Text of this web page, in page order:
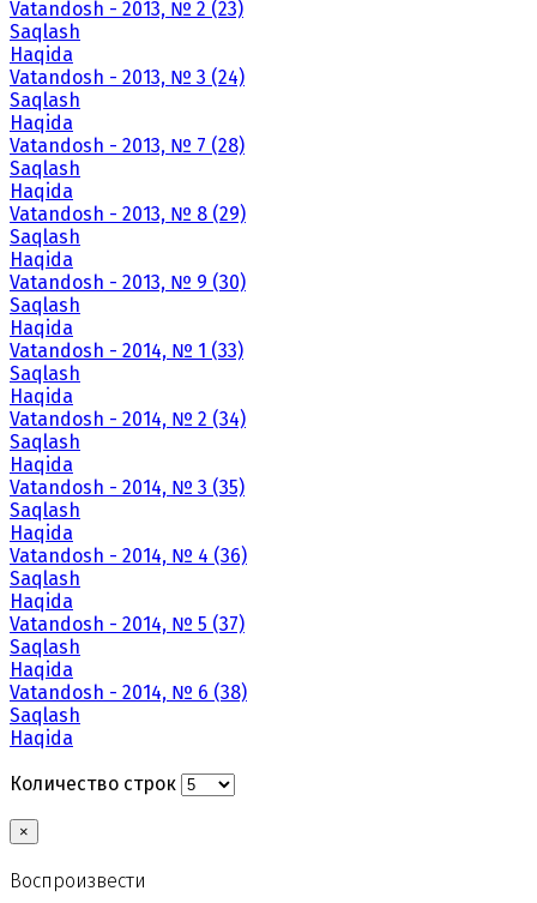
Vatandosh - 2013, № 2 (23)
Saqlash
Haqida
Vatandosh - 2013, № 3 (24)
Saqlash
Haqida
Vatandosh - 2013, № 7 (28)
Saqlash
Haqida
Vatandosh - 2013, № 8 (29)
Saqlash
Haqida
Vatandosh - 2013, № 9 (30)
Saqlash
Haqida
Vatandosh - 2014, № 1 (33)
Saqlash
Haqida
Vatandosh - 2014, № 2 (34)
Saqlash
Haqida
Vatandosh - 2014, № 3 (35)
Saqlash
Haqida
Vatandosh - 2014, № 4 (36)
Saqlash
Haqida
Vatandosh - 2014, № 5 (37)
Saqlash
Haqida
Vatandosh - 2014, № 6 (38)
Saqlash
Haqida
Количество строк
×
Воспроизвести